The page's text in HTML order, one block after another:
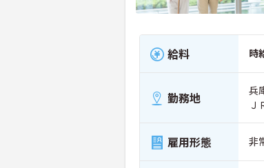
給料 時
勤務地
兵
Ｊ
雇用形態 非